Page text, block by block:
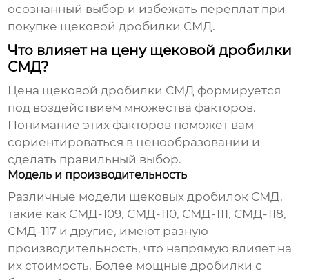
осознанный выбор и избежать переплат при
покупке щековой дробилки СМД.
Что влияет на цену щековой дробилки
СМД?
Цена щековой дробилки СМД формируется
под воздействием множества факторов.
Понимание этих факторов поможет вам
сориентироваться в ценообразовании и
сделать правильный выбор.
Модель и производительность
Различные модели щековых дробилок СМД,
такие как СМД-109, СМД-110, СМД-111, СМД-118,
СМД-117 и другие, имеют разную
производительность, что напрямую влияет на
их стоимость. Более мощные дробилки с